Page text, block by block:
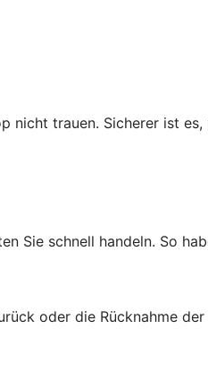
nicht trauen. Sicherer ist
Sie schnell handeln. So
oder die Rücknahme